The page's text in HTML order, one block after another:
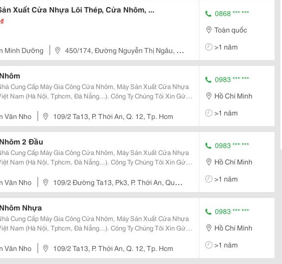
Xuất Cửa Nhựa Lõi Thép, Cửa Nhôm, ...
₫
Minh Dưỡng
450/174, Đường Nguyễn Thị Ngâu, Xã
Huyện Hóc Môn,Tphcm
0868 *** ***
Toàn quốc
>1 năm
Cung Cấp Máy Gia Công Cửa Nhôm, Máy Sản Xuất Cửa Nhựa
Nam (Hà Nội, Tphcm, Đà Nẵng...). Công Ty Chúng Tôi Xin Gửi
Phẩm Và Dịch Vụ Của Chúng Tôi
Văn Nho 109/2 Ta13, P. Thới An, Q. 12, Tp. Hcm
0983 *** ***
Hồ Chí Minh
>1 năm
2 Đầu
Cung Cấp Máy Gia Công Cửa Nhôm, Máy Sản Xuất Cửa Nhựa
Nam (Hà Nội, Tphcm, Đà Nẵng...). Công Ty Chúng Tôi Xin Gửi
Phẩm Và Dịch Vụ Của Chúng Tôi
Văn Nho
109/2 Đường Ta13, Pk3, P. Thới An, Quận
0983 *** ***
Hồ Chí Minh
>1 năm
Nhựa
Cung Cấp Máy Gia Công Cửa Nhôm, Máy Sản Xuất Cửa Nhựa
Nam (Hà Nội, Tphcm, Đà Nẵng...). Công Ty Chúng Tôi Xin Gửi
Phẩm Và Dịch Vụ Của Chúng Tôi
Văn Nho 109/2 Ta13, P. Thới An, Q. 12, Tp. Hcm
0983 *** ***
Hồ Chí Minh
>1 năm